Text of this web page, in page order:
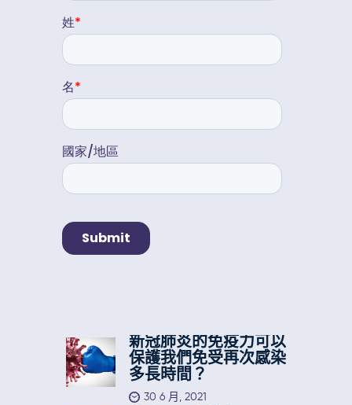
新冠肺炎的免疫力可以
保護我們免受再次感染
多長時間？
30 6 月, 2021